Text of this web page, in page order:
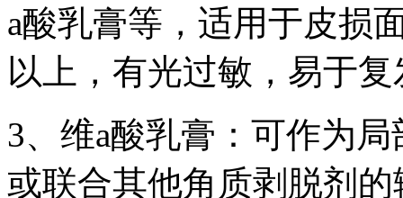
a酸乳膏等，适用于皮损
以上，有光过敏，易于
3、维a酸乳膏：可作为
或联合其他角质剥脱剂